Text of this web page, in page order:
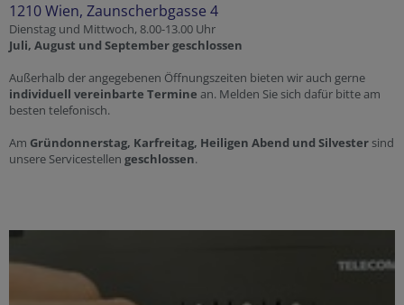
1210 Wien, Zaunscherbgasse 4
Dienstag und Mittwoch, 8.00-13.00 Uhr
Juli, August und September geschlossen
Außerhalb der angegebenen Öffnungszeiten bieten wir auch gerne
individuell vereinbarte Termine an. Melden Sie sich dafür bitte am
besten telefonisch.
Am Gründonnerstag, Karfreitag, Heiligen Abend und Silvester sind
unsere Servicestellen geschlossen.